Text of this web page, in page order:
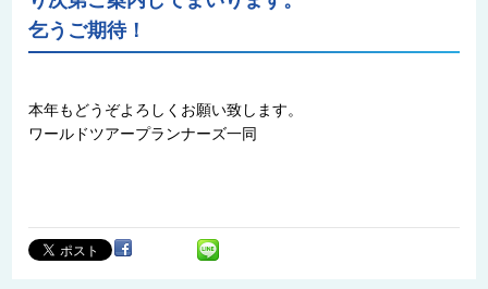
乞うご期待！
本年もどうぞよろしくお願い致します。
ワールドツアープランナーズ一同